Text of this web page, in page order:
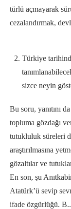
türlü açmayarak
cezalandırmak,
Türkiye
sizce neyin
Bu soru, yanıtını
topluma gözdağı
tutukluluk süreleri
araştırılmasına
gözaltılar ve
En son, şu
Atatürk’ü sevip
ifade özgürlüğü.